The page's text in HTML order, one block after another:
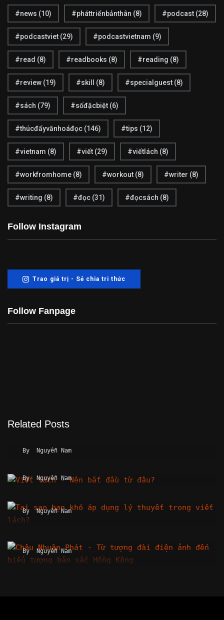
Thông báo Tin tức
Tình cảm
13
Tri ân
11
Trinh thám Tự lực
1
Tuyển dụng
2
#news (10) #pháttriểnbảnthân (8) #podcast (28)
#podcastviet (29) #podcastvietnam (9)
#read (8) #readbooks (8) #reading (8)
#review (19) #skill (8) #specialguest (8)
#sách (79) #sốđặcbiệt (6)
#thúcđẩyvănhoáđọc (146) #tips (12)
#vietnam (8) #viết (29) #viếtlách (8)
#workfromhome (8) #workout (8) #writer (8)
#writing (8) #đọc (31) #đọcsách (8)
Follow Instagram
Trao giá trị - Sẻ chia tri thức
Follow Fanpage
Related Posts
By Nguyễn Nam
By Nguyễn Nam
ByNguyễn Nam
Châu Nhuận Phát – Từ tượng đài điện ảnh đến biểu
By Nguyễn Nam